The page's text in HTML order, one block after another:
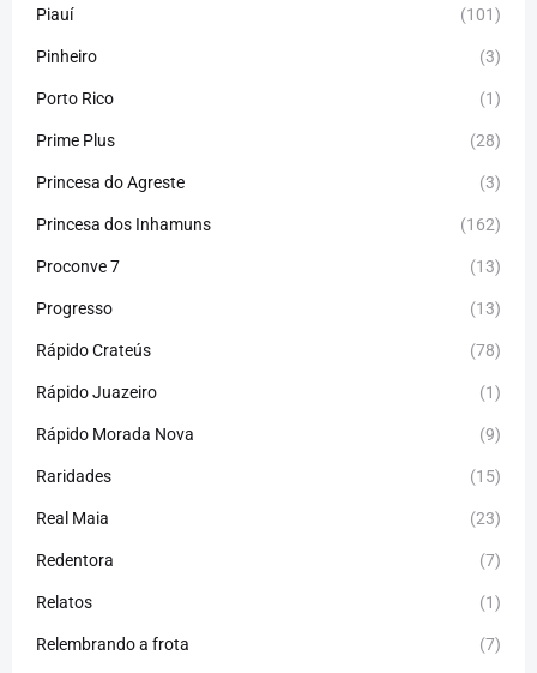
Piauí (101)
Pinheiro (3)
Porto Rico (1)
Prime Plus (28)
Princesa do Agreste (3)
Princesa dos Inhamuns (162)
Proconve 7 (13)
Progresso (13)
Rápido Crateús (78)
Rápido Juazeiro (1)
Rápido Morada Nova (9)
Raridades (15)
Real Maia (23)
Redentora (7)
Relatos (1)
Relembrando a frota (7)